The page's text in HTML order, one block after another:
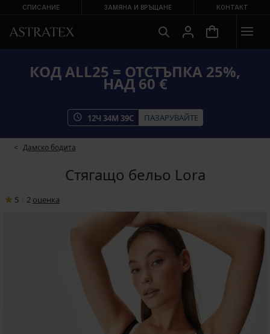
СПИСАНИЕ ЗАМЯНА И ВРЪЩАНЕ КОНТАКТ
КОД ALL25 = ОТСТЪПКА 25%,
НАД 60 €
12Ч 34М 39С ПАЗАРУВАЙТЕ
Дамско бодита
Стягащо бельо Lora
5 2 oценка